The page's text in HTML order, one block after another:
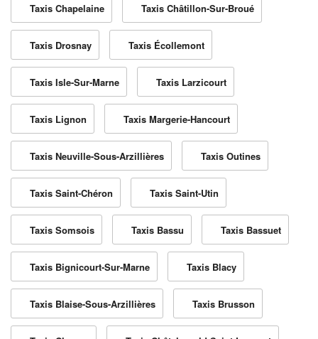
Taxis Chapelaine Taxis Châtillon-Sur-Broué
Taxis Drosnay Taxis Écollemont
Taxis Isle-Sur-Marne Taxis Larzicourt
Taxis Lignon Taxis Margerie-Hancourt
Taxis Neuville-Sous-Arzillières Taxis Outines
Taxis Saint-Chéron Taxis Saint-Utin
Taxis Somsois Taxis Bassu Taxis Bassuet
Taxis Bignicourt-Sur-Marne Taxis Blacy
Taxis Blaise-Sous-Arzillières Taxis Brusson